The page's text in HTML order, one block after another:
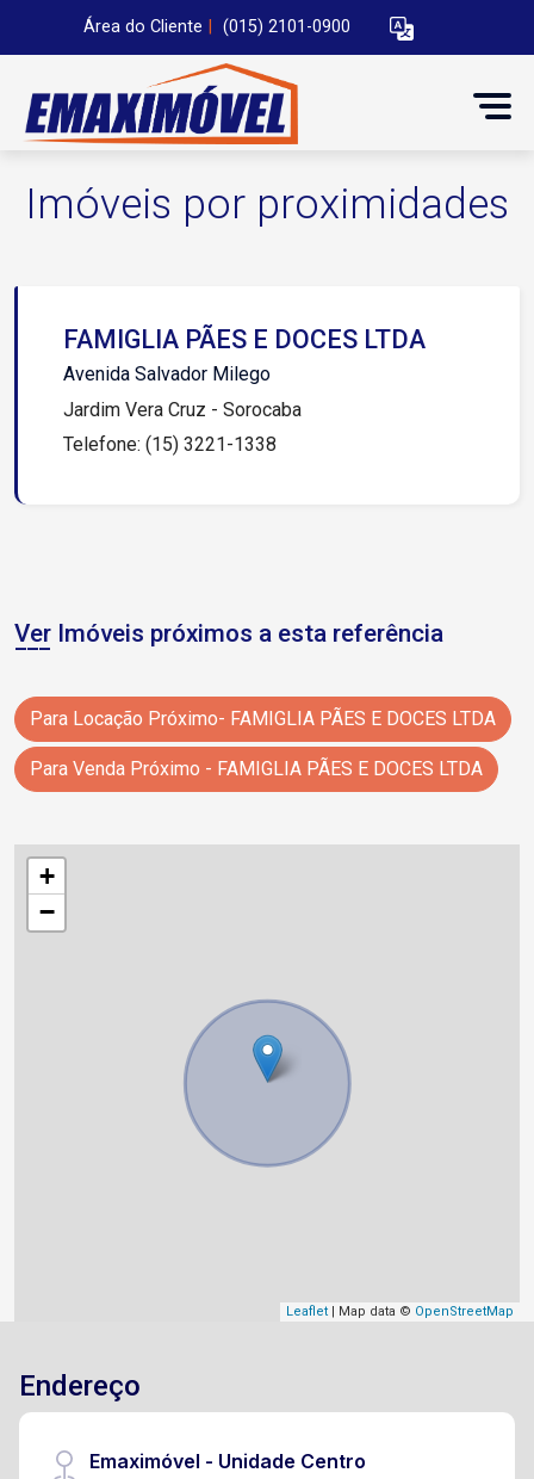
Área do Cliente (015) 2101-0900
Imóveis por proximidades
FAMIGLIA PÃES E DOCES LTDA
Avenida Salvador Milego
Jardim Vera Cruz - Sorocaba
Telefone: (15) 3221-1338
Ver Imóveis próximos a esta referência
Para Locação Próximo- FAMIGLIA PÃES E DOCES LTDA
Para Venda Próximo - FAMIGLIA PÃES E DOCES LTDA
+
−
Leaflet | Map data © OpenStreetMap
Endereço
Emaximóvel - Unidade Centro